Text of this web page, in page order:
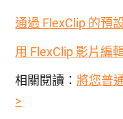
通過 FlexClip 的預
用 FlexClip 影片編
相關閱讀：將您普
>